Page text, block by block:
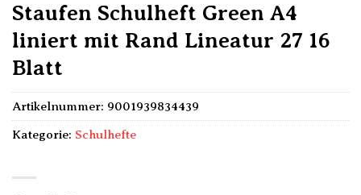
Staufen Schulheft Green A4
liniert mit Rand Lineatur 27 16
Blatt
Artikelnummer: 9001939834439
Kategorie: Schulhefte